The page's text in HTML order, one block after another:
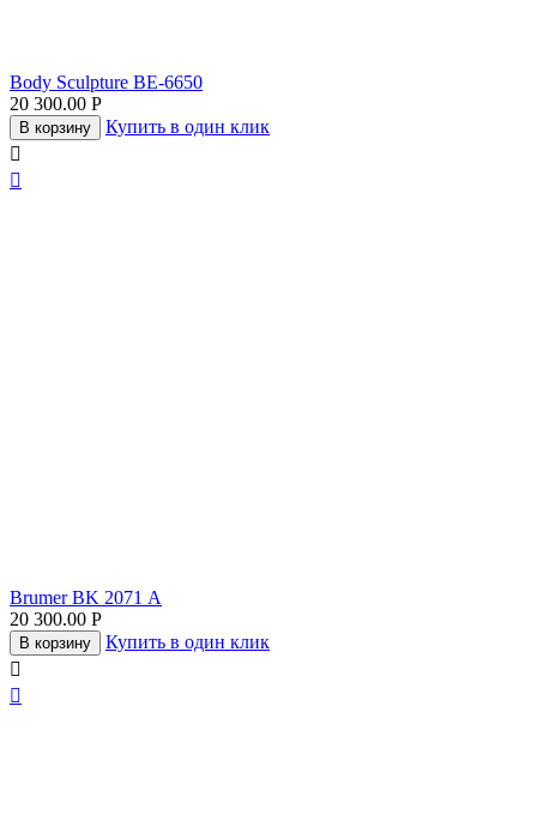
Body Sculpture BE-6650
20 300.00 Р
В корзину
Купить в один клик


Brumer BK 2071 А
20 300.00 Р
В корзину
Купить в один клик

